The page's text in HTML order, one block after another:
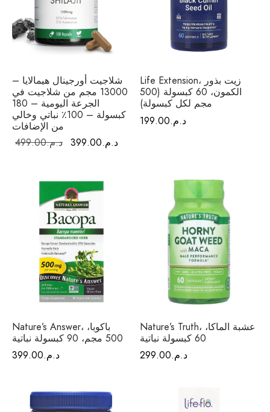
شلاجيت أورجينال هيمالايا –
13000 مجم من شلاجيت في
الجرعة اليومية – 180
كبسولة – 100٪ نباتي وخالي
من الإضافات
د.م.499.00
السعر
د.م.399.00
Life Extension، زيت بذور
الكمون، 60 كبسولة (500
مجم لكل كبسولة)
د.م.199.00
Nature’s Answer، باكوبا،
500 مجم، 90 كبسولة نباتية
د.م.399.00
Nature’s Truth، عشبة الماكا،
60 كبسولة نباتية
د.م.299.00